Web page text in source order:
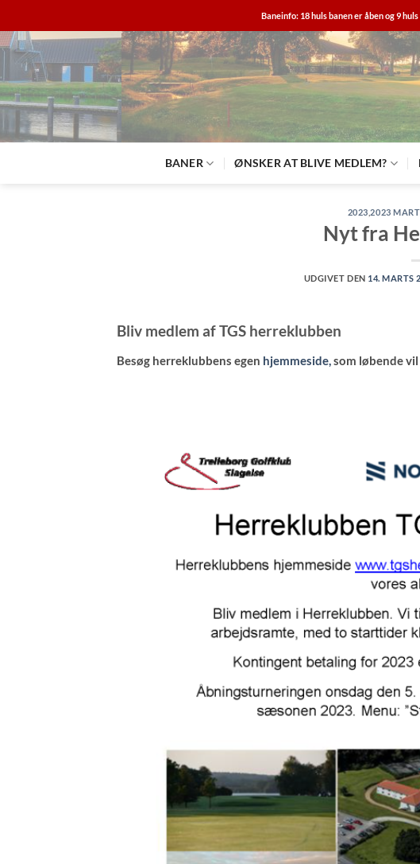
til
indhold
Baneinfo: 18 huls banen er åben og 9
BANER ØNSKER AT BLIVE MEDLEM?
2023 ,2023
Nyt fra
UDGIVET DEN 14. MARTS
Bliv medlem af TGS herreklubben
Besøg herreklubbens egen hjemmeside,som løbende